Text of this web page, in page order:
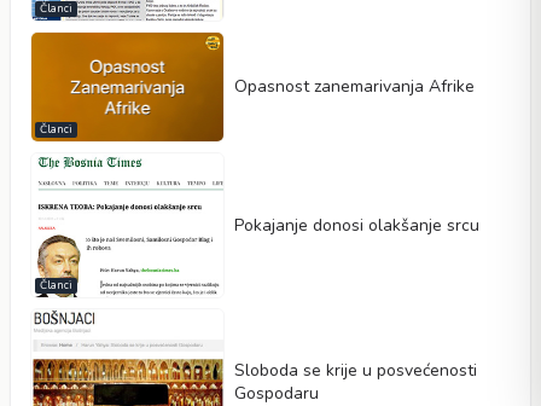
Članci
Članci
Opasnost zanemarivanja Afrike
Članci
Pokajanje donosi olakšanje srcu
Sloboda se krije u posvećenosti
Gospodaru